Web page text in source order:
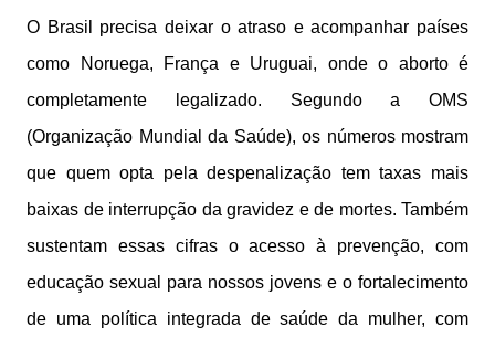
O Brasil precisa deixar o atraso e acompanhar países
como Noruega, França e Uruguai, onde o aborto é
completamente legalizado. Segundo a OMS
(Organização Mundial da Saúde), os números mostram
que quem opta pela despenalização tem taxas mais
baixas de interrupção da gravidez e de mortes. Também
sustentam essas cifras o acesso à prevenção, com
educação sexual para nossos jovens e o fortalecimento
de uma política integrada de saúde da mulher, com